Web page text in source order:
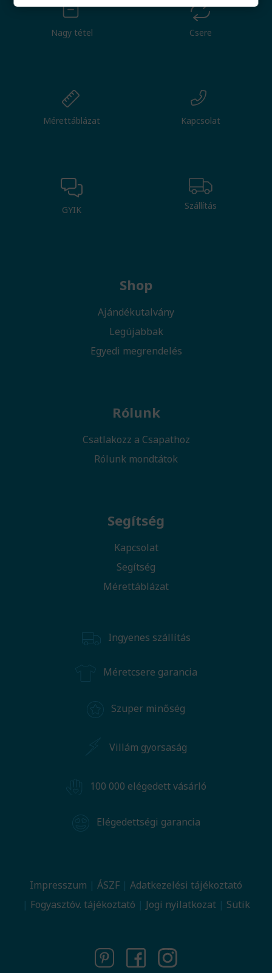
Nagy tétel Csere
Mérettáblázat Kapcsolat
GYIK Szállítás
Shop
Ajándékutalvány
Legújabbak
Egyedi megrendelés
Rólunk
Csatlakozz a Csapathoz
Rólunk mondtátok
Segítség
Kapcsolat
Segítség
Mérettáblázat
Ingyenes szállítás
Méretcsere garancia
Szuper minőség
Villám gyorsaság
100 000 elégedett vásárló
Elégedettségi garancia
Impresszum ÁSZF
Adatkezelési tájékoztató
Fogyasztóv. tájékoztató
Jogi nyilatkozat Sütik